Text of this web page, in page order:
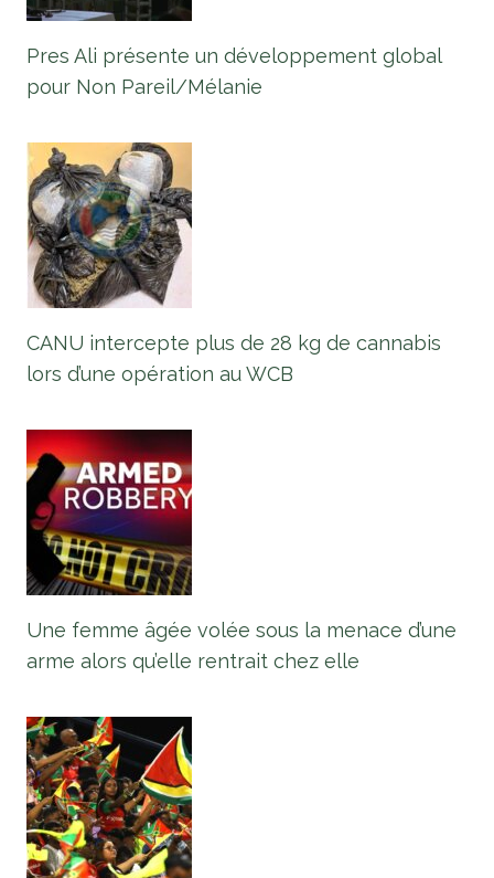
Pres Ali présente un développement global
pour Non Pareil/Mélanie
CANU intercepte plus de 28 kg de cannabis
lors d’une opération au WCB
Une femme âgée volée sous la menace d’une
arme alors qu’elle rentrait chez elle